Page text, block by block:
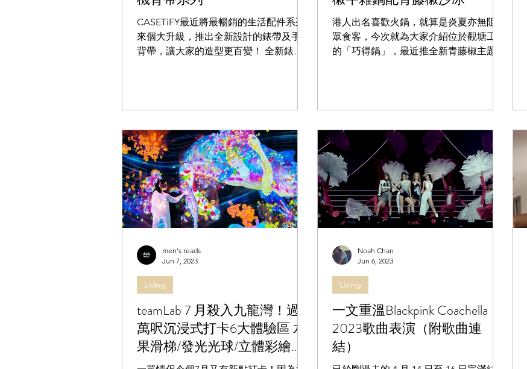
CASETiFY最近將最暢銷的生活配件系列
來個大升級，推出全新設計的錶帶及手機
背帶，讓大家的造型更百變！ 全新錶帶
何場合。...
港人出名喜歡火鍋，就算是炎夏亦無阻一
眾食客，今次就為大家介紹位於觀塘工廈
的「巧得鍋」，最近推全新青藤椒主題菜
冰，夏日吃得更盡興！ 青藤椒牛雜鍋 辣
teamLab 7 月殺入九龍灣！過
萬呎沉浸式打卡6大體驗區 水
果滑梯/發光光球/立體彩繪
（附購票方法）
Living
men's reads
Jun 7, 2023
一文重溫Blackpink Coachella
2023歌曲表演（附歌曲連
結）
Living
Noah Chan
Jun 6, 2023